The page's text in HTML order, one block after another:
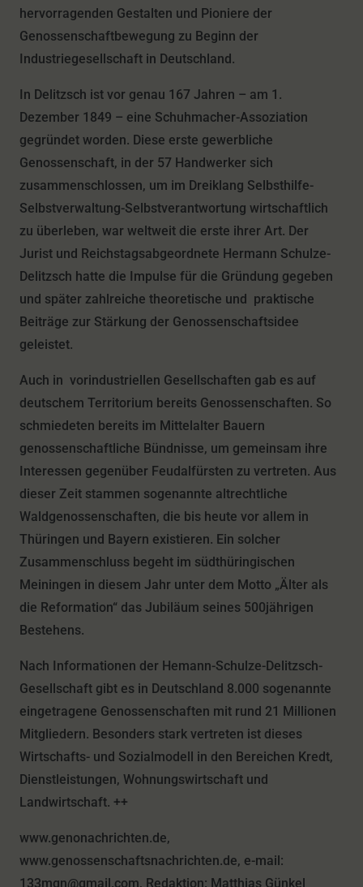
hervorragenden Gestalten und Pioniere der
Genossenschaftbewegung zu Beginn der
Industriegesellschaft in Deutschland.
In Delitzsch ist vor genau 167 Jahren – am 1.
Dezember 1849 – eine Schuhmacher-Assoziation
gegründet worden. Diese erste gewerbliche
Genossenschaft, in der 57 Handwerker sich
zusammenschlossen, um im Dreiklang Selbsthilfe-
Selbstverwaltung-Selbstverantwortung wirtschaftlich
zu überleben, war weltweit die erste ihrer Art. Der
Jurist und Reichstagsabgeordnete Hermann Schulze-
Delitzsch hatte die Impulse für die Gründung gegeben
und später zahlreiche theoretische und praktische
Beiträge zur Stärkung der Genossenschaftsidee
geleistet.
Auch in vorindustriellen Gesellschaften gab es auf
deutschem Territorium bereits Genossenschaften. So
schmiedeten bereits im Mittelalter Bauern
genossenschaftliche Bündnisse, um gemeinsam ihre
Interessen gegenüber Feudalfürsten zu vertreten. Aus
dieser Zeit stammen sogenannte altrechtliche
Waldgenossenschaften, die bis heute vor allem in
Thüringen und Bayern existieren. Ein solcher
Zusammenschluss begeht im südthüringischen
Meiningen in diesem Jahr unter dem Motto „Älter als
die Reformation“ das Jubiläum seines 500jährigen
Bestehens.
Nach Informationen der Hemann-Schulze-Delitzsch-
Gesellschaft gibt es in Deutschland 8.000 sogenannte
eingetragene Genossenschaften mit rund 21 Millionen
Mitgliedern. Besonders stark vertreten ist dieses
Wirtschafts- und Sozialmodell in den Bereichen Kredt,
Dienstleistungen, Wohnungswirtschaft und
Landwirtschaft. ++
www.genonachrichten.de,
www.genossenschaftsnachrichten.de, e-mail:
133mgn@gmail.com, Redaktion: Matthias Günkel